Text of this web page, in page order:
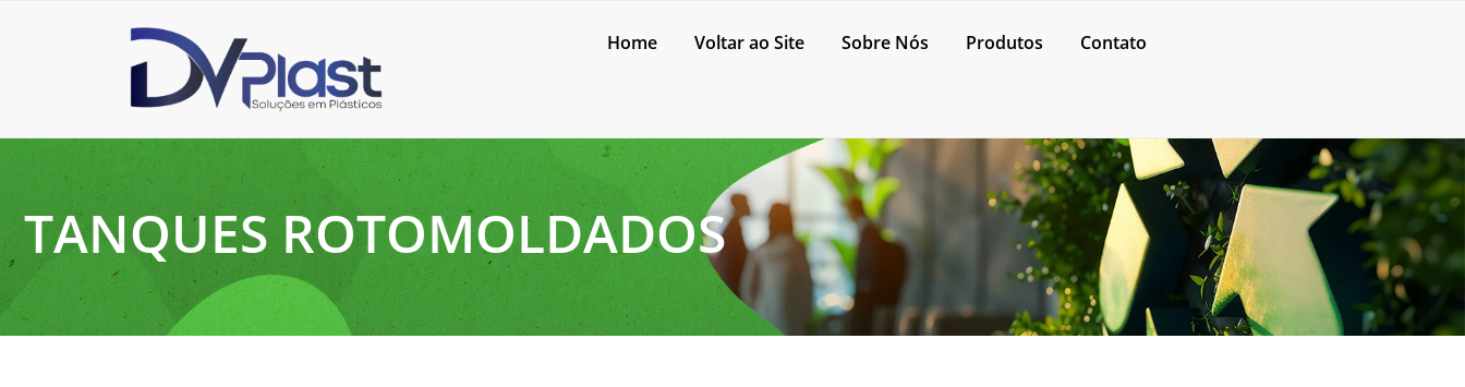
Home Voltar ao Site Sobre Nós Produtos Contato
TANQUES ROTOMOLDADOS